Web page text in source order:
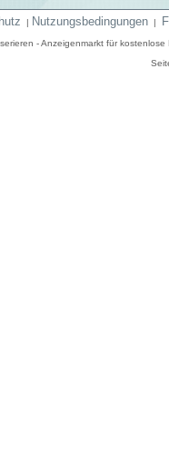
| Nutzungsbedingungen |
- Anzeigenmarkt für